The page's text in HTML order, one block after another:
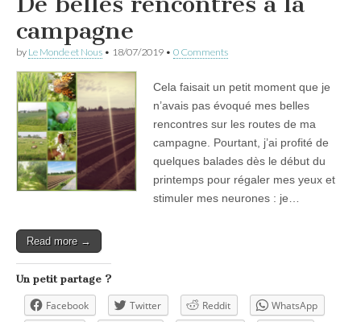
campagne
by Le Monde et Nous • 18/07/2019 • 0 Comments
Cela faisait un petit moment que je
n’avais pas évoqué mes belles
rencontres sur les routes de ma
campagne. Pourtant, j’ai profité de
quelques balades dès le début du
printemps pour régaler mes yeux et
stimuler mes neurones : je…
Read more →
Un petit partage ?
Facebook Twitter Reddit
WhatsApp